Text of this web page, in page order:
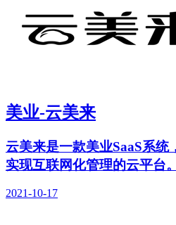
美业-云美来
云美来是一款美业SaaS系
实现互联网化管理的云平台
2021-10-17